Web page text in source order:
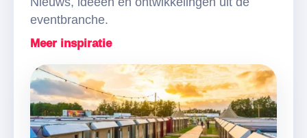
eventbranche.
Meer inspiratie